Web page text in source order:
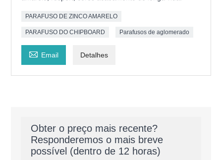
PARAFUSO DE ZINCO AMARELO
PARAFUSO DO CHIPBOARD Parafusos de aglomerado
 Email Detalhes
Obter o preço mais recente?
Responderemos o mais breve
possível (dentro de 12 horas)